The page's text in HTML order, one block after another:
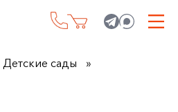
Детские сады